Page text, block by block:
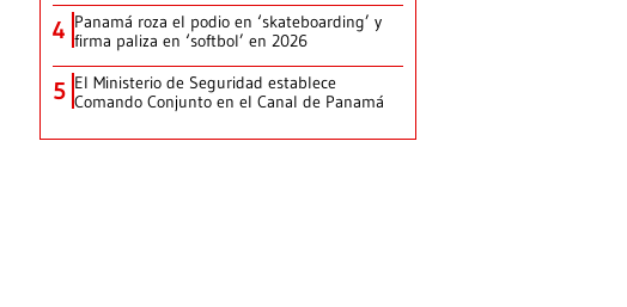
4 Panamá roza el podio en ‘skateboarding’ y
firma paliza en ‘softbol’ en 2026
5 El Ministerio de Seguridad establece
Comando Conjunto en el Canal de Panamá